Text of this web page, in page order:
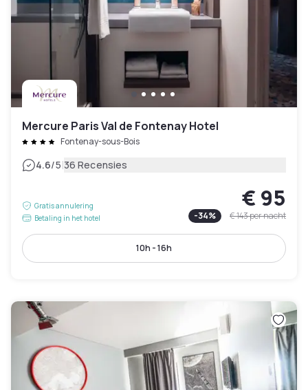
Mercure Paris Val de Fontenay Hotel
Fontenay-sous-Bois
4.6/5|36 Recensies
Gratis annulering
Betaling in het hotel
€ 95
-34% € 143per nacht
10h - 16h